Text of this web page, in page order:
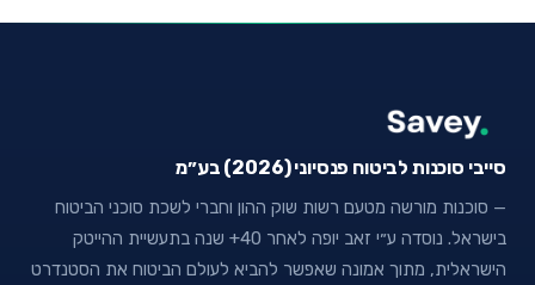
סייבי סוכנות לביטוח פנסיוני (2026) בע״מ
— סוכנות מורשה מטעם רשות שוק ההון וחברי לשכת סוכני הביטוח
בישראל. נוסדה ע״י זאב יופה לאחר 40+ שנה בתעשיית ההייטק
הישראלית, מתוך אמונה שאפשר להביא לעולם הביטוח את הסטנדרט